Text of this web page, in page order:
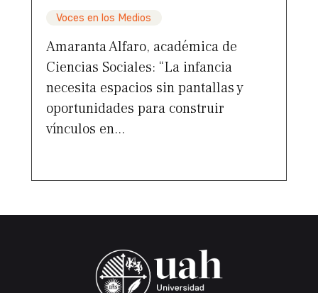
Voces en los Medios
Amaranta Alfaro, académica de
Ciencias Sociales: “La infancia
necesita espacios sin pantallas y
oportunidades para construir
vínculos en...